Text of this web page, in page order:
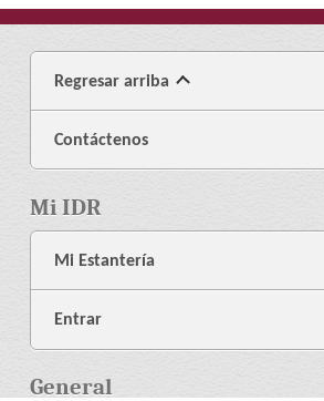
Regresar arriba
Contáctenos
Mi IDR
Mi Estantería
Entrar
General